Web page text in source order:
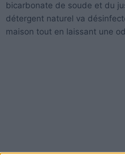
bicarbonate de soude et du
détergent naturel va
maison tout en laissant une